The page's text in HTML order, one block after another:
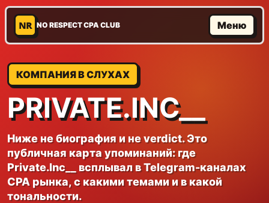
NR NO RESPECT CPA CLUB Меню
КОМПАНИЯ В СЛУХАХ
PRIVATE.INC__
Ниже не биография и не verdict. Это
публичная карта упоминаний: где
Private.Inc__ всплывал в Telegram-каналах
CPA рынка, с какими темами и в какой
тональности.